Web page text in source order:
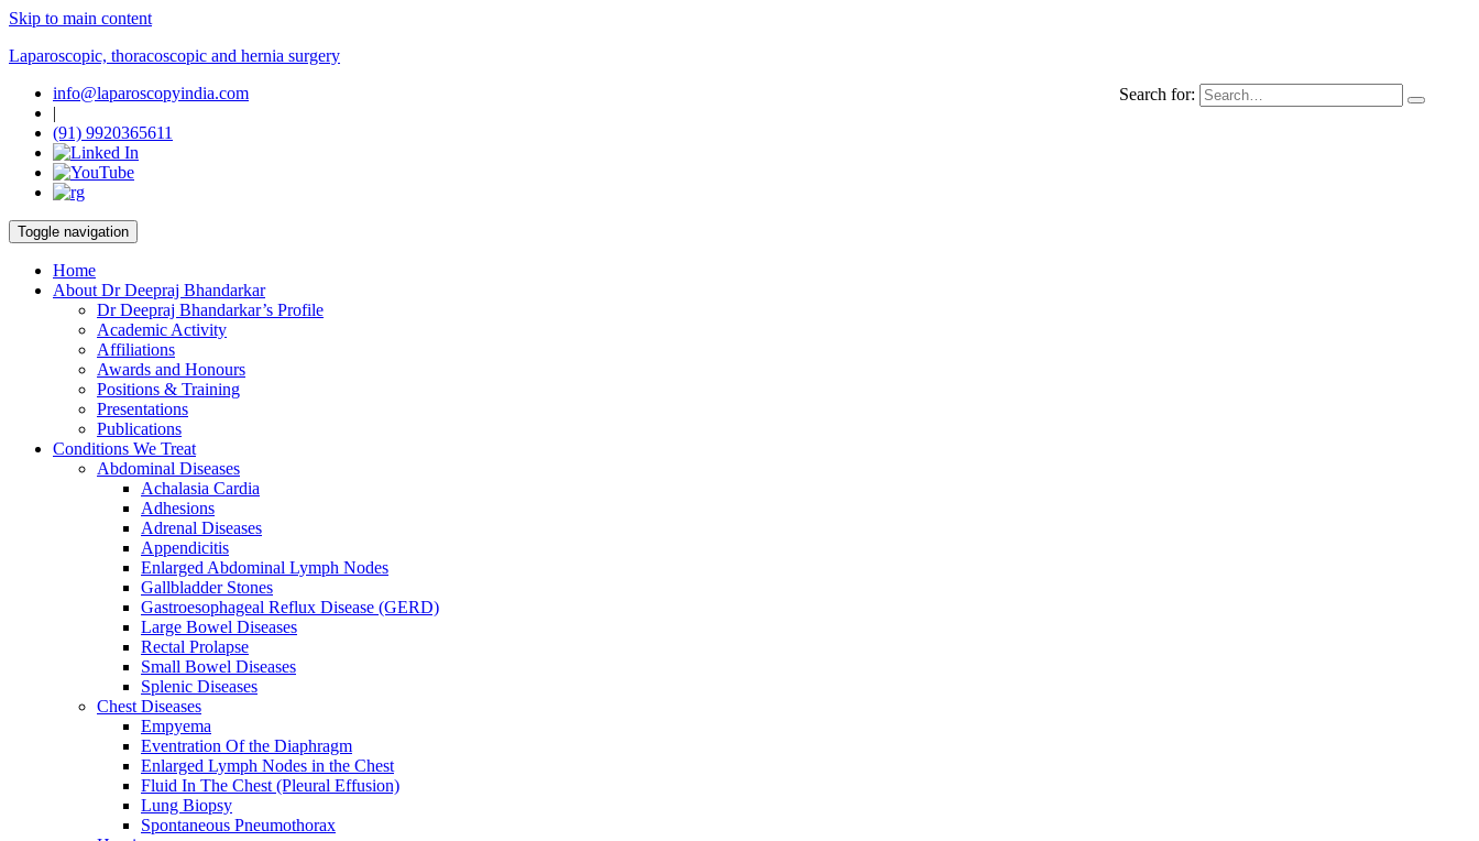
Skip to main content
Laparoscopic, thoracoscopic and hernia surgery
Search for:
info@laparoscopyindia.com
|
(91) 9920365611
Toggle navigation
Home
About Dr Deepraj Bhandarkar
Dr Deepraj Bhandarkar’s Profile
Academic Activity
Affiliations
Awards and Honours
Positions & Training
Presentations
Publications
Conditions We Treat
Abdominal Diseases
Achalasia Cardia
Adhesions
Adrenal Diseases
Appendicitis
Enlarged Abdominal Lymph Nodes
Gallbladder Stones
Gastroesophageal Reflux Disease (GERD)
Large Bowel Diseases
Rectal Prolapse
Small Bowel Diseases
Splenic Diseases
Chest Diseases
Empyema
Eventration Of the Diaphragm
Enlarged Lymph Nodes in the Chest
Fluid In The Chest (Pleural Effusion)
Lung Biopsy
Spontaneous Pneumothorax